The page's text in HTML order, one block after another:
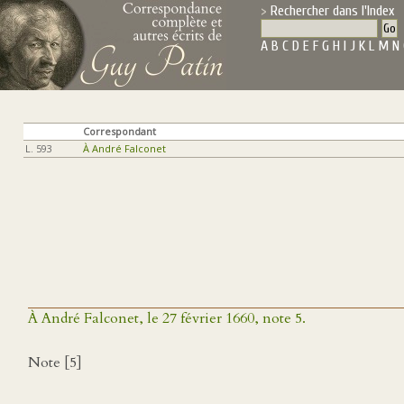
Rechercher dans l'Index
A B C D E F G H I J K L M N